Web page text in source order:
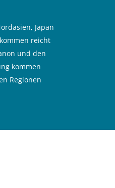
Japan
reicht
und den
kommen
Regionen